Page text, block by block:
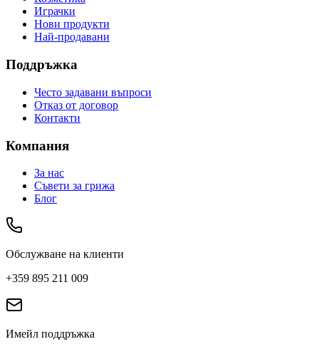
Играчки
Нови продукти
Най-продавани
Поддръжка
Често задавани въпроси
Отказ от договор
Контакти
Компания
За нас
Съвети за грижа
Блог
Обслужване на клиенти
+359 895 211 009
Имейл поддръжка